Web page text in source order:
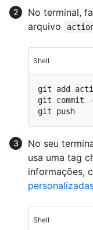
No terminal,
arquivo
Shell
git add
git commit
No seu
usa uma tag
informações,
Shell